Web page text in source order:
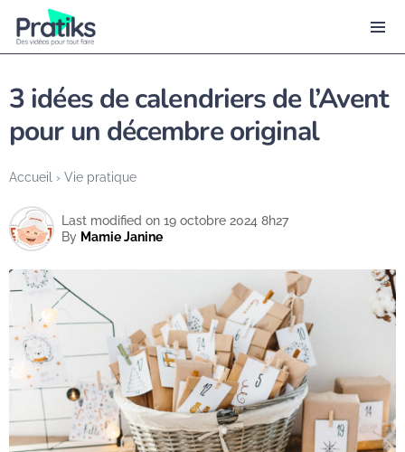
Accueil › Vie pratique
3 idées de calendriers de l’Avent
pour un décembre original
By Mamie Janine
Last modified on 19 octobre 2024 8h27